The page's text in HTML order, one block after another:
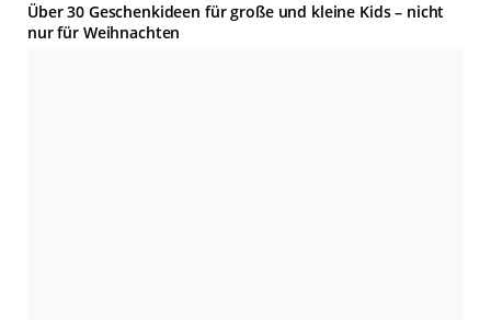
Über 30 Geschenkideen für große und kleine Kids – nicht
nur für Weihnachten